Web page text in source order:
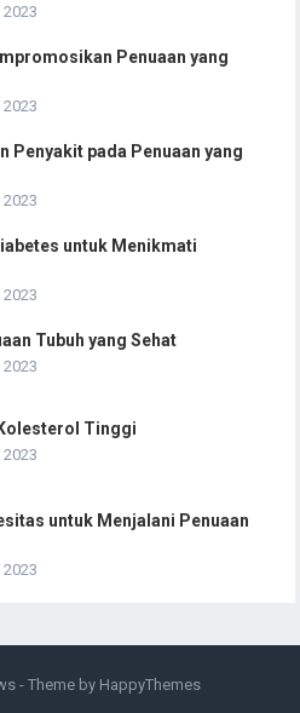
Penuaan yang
Penyakit pada Penuaan yang
untuk Menikmati
Tubuh yang Sehat
Tinggi
untuk Menjalani Penuaan
- Theme by HappyThemes